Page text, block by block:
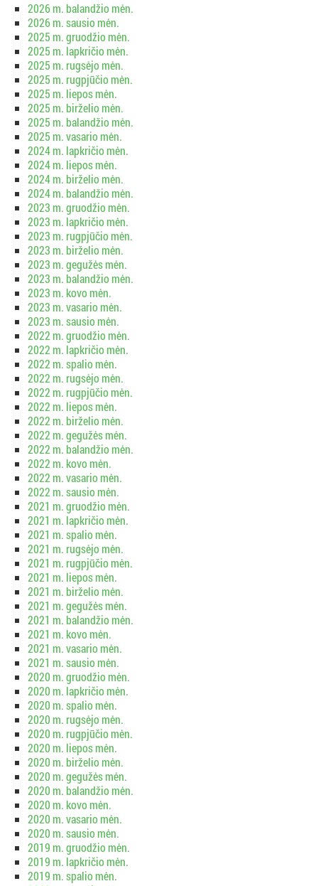
2026 m. balandžio mėn.
2026 m. sausio mėn.
2025 m. gruodžio mėn.
2025 m. lapkričio mėn.
2025 m. rugsėjo mėn.
2025 m. rugpjūčio mėn.
2025 m. liepos mėn.
2025 m. birželio mėn.
2025 m. balandžio mėn.
2025 m. vasario mėn.
2024 m. lapkričio mėn.
2024 m. liepos mėn.
2024 m. birželio mėn.
2024 m. balandžio mėn.
2023 m. gruodžio mėn.
2023 m. lapkričio mėn.
2023 m. rugpjūčio mėn.
2023 m. birželio mėn.
2023 m. gegužės mėn.
2023 m. balandžio mėn.
2023 m. kovo mėn.
2023 m. vasario mėn.
2023 m. sausio mėn.
2022 m. gruodžio mėn.
2022 m. lapkričio mėn.
2022 m. spalio mėn.
2022 m. rugsėjo mėn.
2022 m. rugpjūčio mėn.
2022 m. liepos mėn.
2022 m. birželio mėn.
2022 m. gegužės mėn.
2022 m. balandžio mėn.
2022 m. kovo mėn.
2022 m. vasario mėn.
2022 m. sausio mėn.
2021 m. gruodžio mėn.
2021 m. lapkričio mėn.
2021 m. spalio mėn.
2021 m. rugsėjo mėn.
2021 m. rugpjūčio mėn.
2021 m. liepos mėn.
2021 m. birželio mėn.
2021 m. gegužės mėn.
2021 m. balandžio mėn.
2021 m. kovo mėn.
2021 m. vasario mėn.
2021 m. sausio mėn.
2020 m. gruodžio mėn.
2020 m. lapkričio mėn.
2020 m. spalio mėn.
2020 m. rugsėjo mėn.
2020 m. rugpjūčio mėn.
2020 m. liepos mėn.
2020 m. birželio mėn.
2020 m. gegužės mėn.
2020 m. balandžio mėn.
2020 m. kovo mėn.
2020 m. vasario mėn.
2020 m. sausio mėn.
2019 m. gruodžio mėn.
2019 m. lapkričio mėn.
2019 m. spalio mėn.